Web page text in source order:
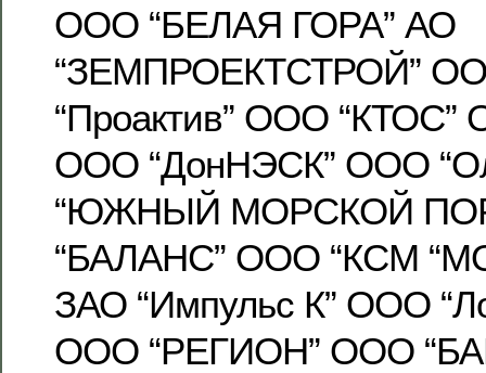
ООО “БЕЛАЯ ГОРА” АО
“ЗЕМПРОЕКТСТРОЙ”
“Проактив” ООО “КТОС”
ООО “ДонНЭСК” ООО
“ЮЖНЫЙ МОРСКОЙ
“БАЛАНС” ООО “КСМ
ЗАО “Импульс К” ООО
ООО “РЕГИОН” ООО